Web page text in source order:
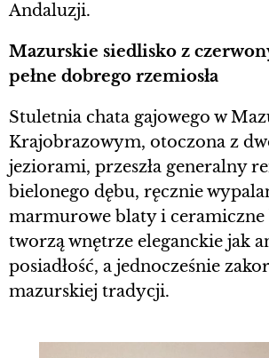
Andaluzji.
Mazurskie siedlisko z
pełne dobrego rzemiosła
Stuletnia chata gajowego w
Krajobrazowym, otoczona z
jeziorami, przeszła generalny
bielonego dębu, ręcznie
marmurowe blaty i ceramiczne
tworzą wnętrze eleganckie jak
posiadłość, a jednocześnie
mazurskiej tradycji.